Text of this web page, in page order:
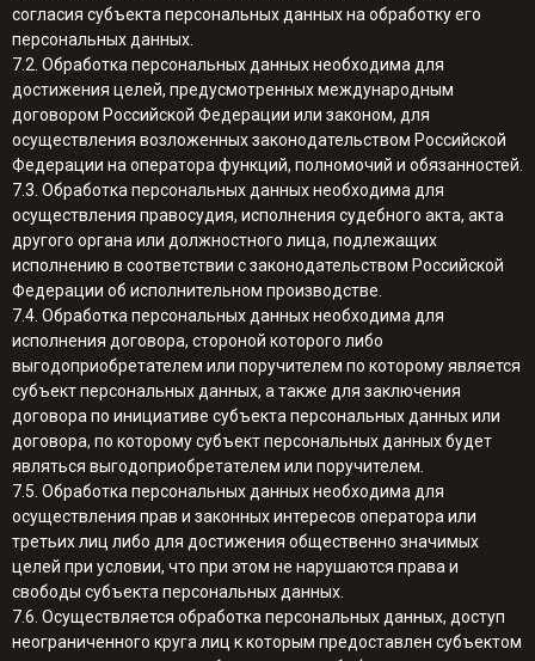
согласия субъекта персональных данных на обработку его
персональных данных.
7.2. Обработка персональных данных необходима для
достижения целей, предусмотренных международным
договором Российской Федерации или законом, для
осуществления возложенных законодательством Российской
Федерации на оператора функций, полномочий и обязанностей.
7.3. Обработка персональных данных необходима для
осуществления правосудия, исполнения судебного акта, акта
другого органа или должностного лица, подлежащих
исполнению в соответствии с законодательством Российской
Федерации об исполнительном производстве.
7.4. Обработка персональных данных необходима для
исполнения договора, стороной которого либо
выгодоприобретателем или поручителем по которому является
субъект персональных данных, а также для заключения
договора по инициативе субъекта персональных данных или
договора, по которому субъект персональных данных будет
являться выгодоприобретателем или поручителем.
7.5. Обработка персональных данных необходима для
осуществления прав и законных интересов оператора или
третьих лиц либо для достижения общественно значимых
целей при условии, что при этом не нарушаются права и
свободы субъекта персональных данных.
7.6. Осуществляется обработка персональных данных, доступ
неограниченного круга лиц к которым предоставлен субъектом